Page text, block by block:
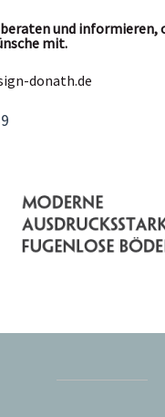
beraten und informieren,
mit.
donath.de